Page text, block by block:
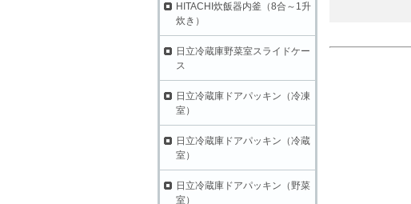
HITACHI炊飯器内釜（8合～1升
炊き）
日立冷蔵庫野菜室スライドケー
ス
日立冷蔵庫ドアパッキン（冷凍
室）
日立冷蔵庫ドアパッキン（冷蔵
室）
日立冷蔵庫ドアパッキン（野菜
室）